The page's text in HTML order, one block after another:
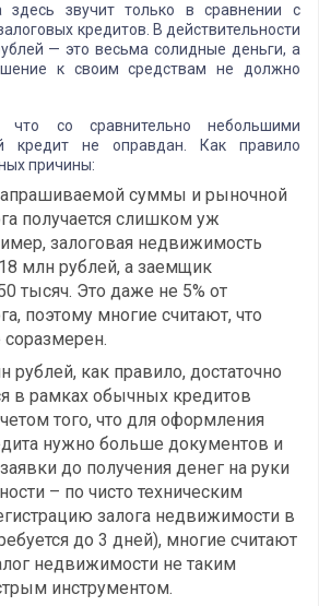
здесь звучит только в сравнении с
кредитов. В действительности
— это весьма солидные деньги, а
к своим средствам не должно
что со сравнительно небольшими
кредит не оправдан. Как правило
причины:
суммы и рыночной
получается слишком уж
залоговая недвижимость
млн рублей, а заемщик
тысяч. Это даже не 5% от
поэтому многие считают, что
как правило, достаточно
в рамках обычных кредитов
того, что для оформления
нужно больше документов и
до получения денег на руки
– по чисто техническим
залога недвижимости в
до 3 дней), многие считают
недвижимости не таким
инструментом.